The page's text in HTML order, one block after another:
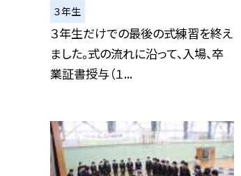
３年生
３年生だけでの最後の式練習を終え
ました。式の流れに沿って、入場、卒
業証書授与（１...